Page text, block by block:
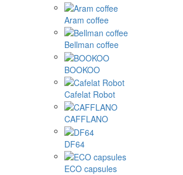
Aram coffee
Bellman coffee
BOOKOO
Cafelat Robot
CAFFLANO
DF64
ECO capsules